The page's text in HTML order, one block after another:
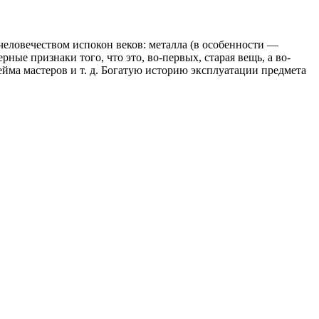
испокон веков: металла (в особенности —
признаки того, что это, во-первых, старая вещь, а во-
мастеров и т. д. Богатую историю эксплуатации предмета